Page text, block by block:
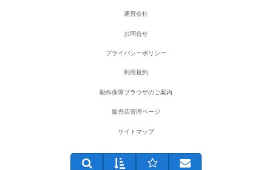
運営会社
お問合せ
プライバシーポリシー
利用規約
動作保障ブラウザのご案内
販売店管理ページ
サイトマップ